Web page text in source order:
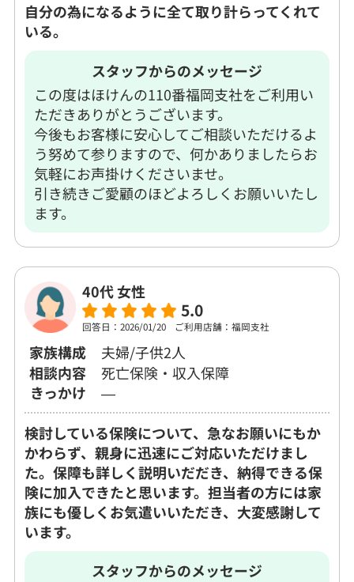
自分の為になるように全て取り計らってくれて
いる。
スタッフからのメッセージ
この度はほけんの110番福岡支社をご利用い
ただきありがとうございます。
今後もお客様に安心してご相談いただけるよ
う努めて参りますので、何かありましたらお
気軽にお声掛けくださいませ。
引き続きご愛顧のほどよろしくお願いいたし
ます。
40代 女性
5.0
回答日：2026/01/20 ご利用店舗：福岡支社
家族構成
夫婦/子供2人
相談内容
死亡保険・収入保障
きっかけ
―
検討している保険について、急なお願いにもか
かわらず、親身に迅速にご対応いただけまし
た。保障も詳しく説明いだだき、納得できる保
険に加入できたと思います。担当者の方には家
族にも優しくお気遣いいただき、大変感謝して
います。
スタッフからのメッセージ